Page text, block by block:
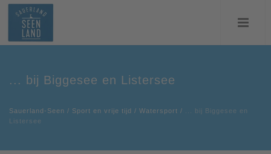
... bij Biggesee en Listersee
Sauerland-Seen / Sport en vrije tijd / Watersport /
... bij Biggesee en
Listersee